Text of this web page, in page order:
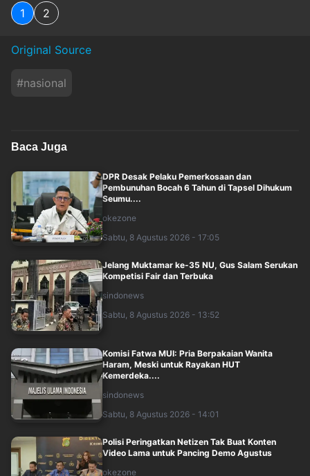
1 2
Original Source
#nasional
Baca Juga
DPR Desak Pelaku Pemerkosaan dan
Pembunuhan Bocah 6 Tahun di Tapsel Dihukum
Seumu....
okezone
Sabtu, 8 Agustus 2026 - 17:05
Jelang Muktamar ke-35 NU, Gus Salam Serukan
Kompetisi Fair dan Terbuka
sindonews
Sabtu, 8 Agustus 2026 - 13:52
Komisi Fatwa MUI: Pria Berpakaian Wanita
Haram, Meski untuk Rayakan HUT
Kemerdeka....
sindonews
Sabtu, 8 Agustus 2026 - 14:01
Polisi Peringatkan Netizen Tak Buat Konten
Video Lama untuk Pancing Demo Agustus
okezone